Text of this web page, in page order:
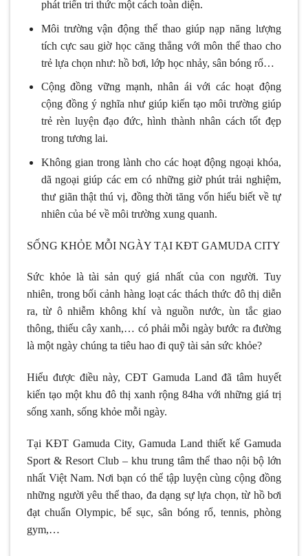
phát triển tri thức một cách toàn diện.
Môi trường vận động thể thao giúp nạp năng lượng
tích cực sau giờ học căng thẳng với môn thể thao cho
trẻ lựa chọn như: hồ bơi, lớp học nhảy, sân bóng rổ…
Cộng đồng vững mạnh, nhân ái với các hoạt động
cộng đồng ý nghĩa như giúp kiến tạo môi trường giúp
trẻ rèn luyện đạo đức, hình thành nhân cách tốt đẹp
trong tương lai.
Không gian trong lành cho các hoạt động ngoại khóa,
dã ngoại giúp các em có những giờ phút trải nghiệm,
thư giãn thật thú vị, đồng thời tăng vốn hiểu biết về tự
nhiên của bé về môi trường xung quanh.
SỐNG KHỎE MỖI NGÀY TẠI KĐT GAMUDA CITY
Sức khỏe là tài sản quý giá nhất của con người. Tuy
nhiên, trong bối cảnh hàng loạt các thách thức đô thị diễn
ra, từ ô nhiễm không khí và nguồn nước, ùn tắc giao
thông, thiếu cây xanh,… có phải mỗi ngày bước ra đường
là một ngày chúng ta tiêu hao đi quỹ tài sản sức khỏe?
Hiểu được điều này, CĐT Gamuda Land đã tâm huyết
kiến tạo một khu đô thị xanh rộng 84ha với những giá trị
sống xanh, sống khỏe mỗi ngày.
Tại KĐT Gamuda City, Gamuda Land thiết kế Gamuda
Sport & Resort Club – khu trung tâm thể thao nội bộ lớn
nhất Việt Nam. Nơi bạn có thể tập luyện cùng cộng đồng
những người yêu thể thao, đa dạng sự lựa chọn, từ hồ bơi
đạt chuẩn Olympic, bể sục, sân bóng rổ, tennis, phòng
gym,…